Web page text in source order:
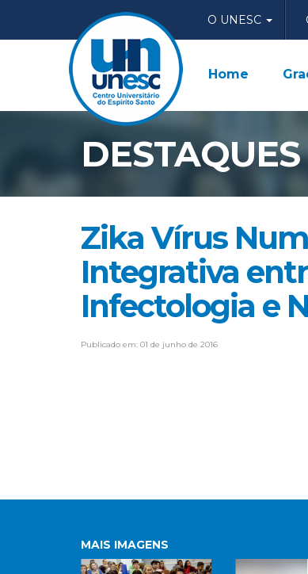
O UNESC
Home
DESTAQUES
Zika Vírus
Integrativa
Infectologia e
Publicado em: 01 de junho de 2016
MAIS IMAGENS